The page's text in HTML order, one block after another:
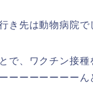
き先は動物病院
で、ワクチン接
ーーーーーーー